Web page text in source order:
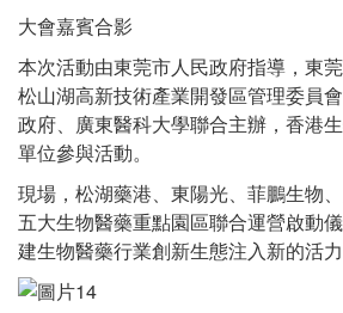
大會嘉賓合影
本次活動由東莞市人民政府指導，東
松山湖高新技術產業開發區管理委員
政府、廣東醫科大學聯合主辦，香港
單位參與活動。
現場，松湖藥港、東陽光、菲鵬生物
五大生物醫藥重點園區聯合運營啟動
建生物醫藥行業創新生態注入新的活力